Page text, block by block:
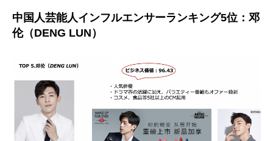
中国人芸能人インフルエンサーランキング5位：邓
伦（DENG LUN）